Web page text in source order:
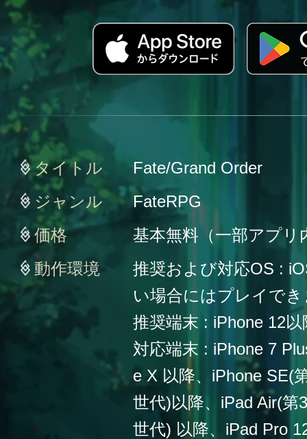
タイトル
Fate/Grand Order
ジャンル
FateRPG
価格
基本無料（一部アプリ
動作環境
推奨および対応OS :
い場合にはプレイで
推奨端末 : iPhone 12以
対応端末 : iPhone 7
e X 以降、iPhone SE(
世代)以降、iPad Air(第
世代) 以降、iPad Pro